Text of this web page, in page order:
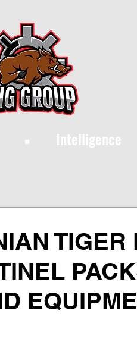
Intelligence
·
TIGER